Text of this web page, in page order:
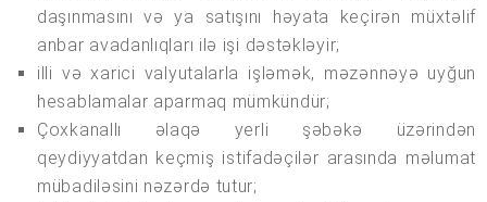
daşınmasını və ya satışını həyata keçirən müxtəlif
anbar avadanlıqları ilə işi dəstəkləyir;
illi və xarici valyutalarla işləmək, məzənnəyə uyğun
hesablamalar aparmaq mümkündür;
Çoxkanallı əlaqə yerli şəbəkə üzərindən
qeydiyyatdan keçmiş istifadəçilər arasında məlumat
mübadiləsini nəzərdə tutur;